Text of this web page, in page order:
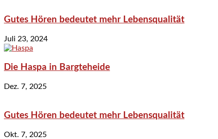
Gutes Hören bedeutet mehr Lebensqualität
Juli 23, 2024
Die Haspa in Bargteheide
Dez. 7, 2025
Gutes Hören bedeutet mehr Lebensqualität
Okt. 7, 2025